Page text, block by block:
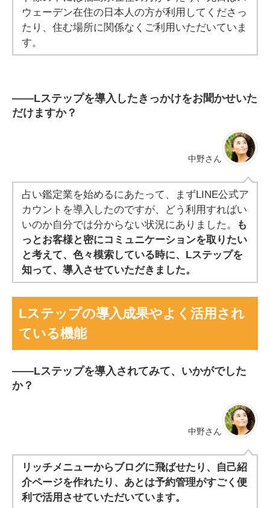
ウェーデン在住の日本人の方が利用してくださっ
たり、住む場所に関係なくご利用いただいていま
す。
――Lステップを導入したきっかけをお聞かせいた
だけますか？
中野さん
占い鑑定業を始めるにあたって、まずLINE公式ア
カウントを導入したのですが、どう利用すればい
いのか自分では分からない状況にありました。
も
っとお客様と密にコミュニケーションを取りたい
と考えて、色々模索している時に、Lステップを
知って、導入させていただきました。
Lステップの導入成果やよく活用され
ている機能
――Lステップを導入されてみて、いかがでした
か？
中野さん
リッチメニューからブログに飛ばせたり、自己紹
介ページを作れたり、あとは予約管理がすごく便
利で活用させていただいています。